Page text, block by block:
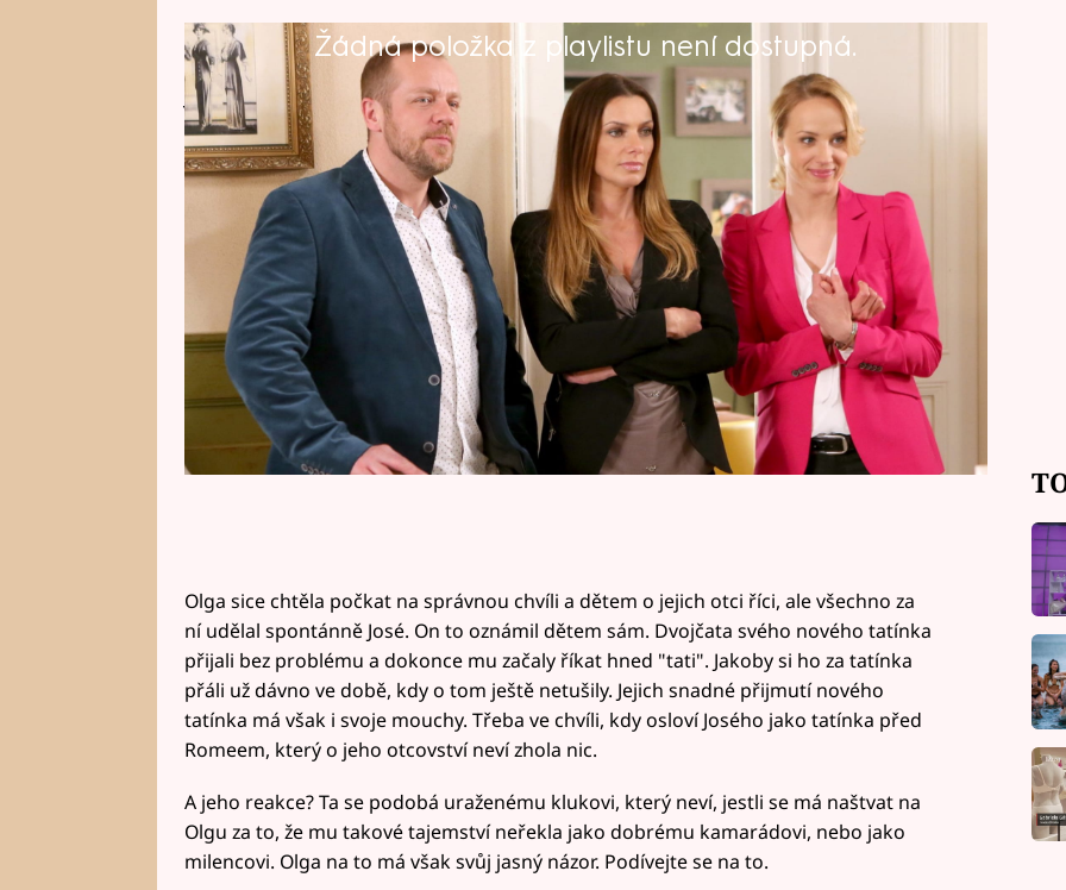
Žádná položka z playlistu není dostupná.
Romeo se nedopatřením dozví, kdo je otcem Olžiných dvojčat. Jelikož
je do ní zamilovaný, bude to bolet o něco víc než jen jako kamaráda.
Proč se mu Olga nesvěřila, přestože ještě před jejich společně
prožitou nocí byli dobří přátelé?
Olga sice chtěla počkat na správnou chvíli a dětem o jejich otci říci, ale všechno za
ní udělal spontánně José. On to oznámil dětem sám. Dvojčata svého nového tatínka
přijali bez problému a dokonce mu začaly říkat hned "tati". Jakoby si ho za tatínka
přáli už dávno ve době, kdy o tom ještě netušily. Jejich snadné přijmutí nového
tatínka má však i svoje mouchy. Třeba ve chvíli, kdy osloví Josého jako tatínka před
Romeem, který o jeho otcovství neví zhola nic.
A jeho reakce? Ta se podobá uraženému klukovi, který neví, jestli se má naštvat na
Olgu za to, že mu takové tajemství neřekla jako dobrému kamarádovi, nebo jako
milencovi. Olga na to má však svůj jasný názor. Podívejte se na to.